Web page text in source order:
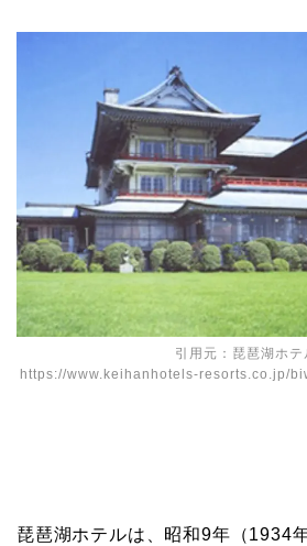
引用元：琵琶湖ホテ
https://www.keihanhotels-resorts.co.jp/
琵琶湖ホテルは、昭和9年（1934